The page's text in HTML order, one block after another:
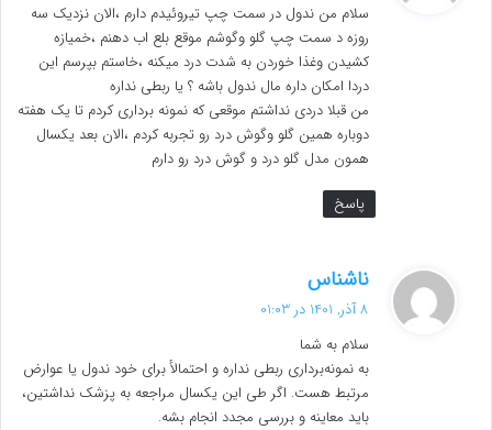
:
سلام من ندول در سمت چپ تیروئیدم دارم ،الان نزدیک سه
روزه د سمت چپ گلو وگوشم موقع بلع اب دهنم ،خمیازه
کشیدن وغذا خوردن به شدت درد میکنه ،خاستم بپرسم این
دردا امکان داره مال ندول باشه ؟ یا ربطی نداره
من قبلا دردی نداشتم موقعی که نمونه برداری کردم تا یک هفته
دوباره همین گلو وگوش درد رو تجربه کردم ،الان بعد یکسال
همون مدل گلو درد و گوش درد رو دارم
پاسخ
ناشناس
ت
:
8 آذر, 1401 در 01:03
سلام به شما
به نمونه‌برداری ربطی نداره و احتمالأ برای خود ندول یا عوارض
مرتبط هست. اگر طی این یکسال مراجعه به پزشک نداشتین،
باید معاینه و بررسی مجدد انجام بشه.